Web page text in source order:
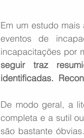
Em um estudo
eventos de
incapacitações por
seguir traz
identificadas.
De modo geral, a
completa e a sutil
são bastante